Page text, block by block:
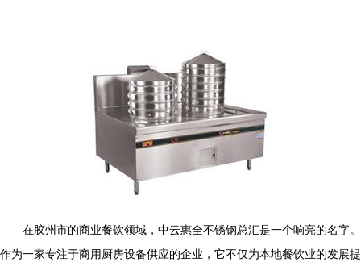
在胶州市的商业餐饮领域，中云惠全不锈钢总汇是一个响亮的名字。
作为一家专注于商用厨房设备供应的企业，它不仅为本地餐饮业的发展提